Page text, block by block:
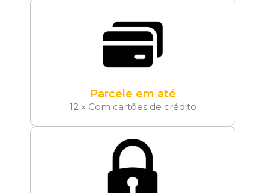
Parcele em até
12 x Com cartões de crédito